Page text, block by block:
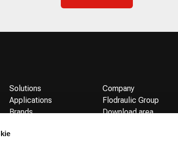
Solutions
Applications
Brands
Company
Flodraulic Group
Download area